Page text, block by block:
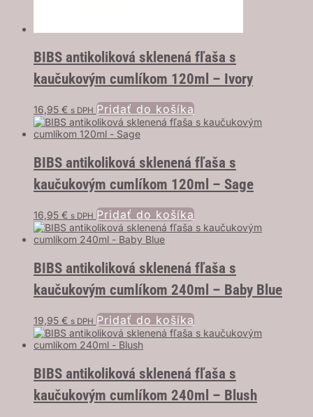
BIBS antikoliková sklenená fľaša s
kaučukovým cumlíkom 120ml – Ivory
16,95 € s DPH Pridať do košíka
BIBS antikoliková sklenená fľaša s
kaučukovým cumlíkom 120ml – Sage
16,95 € s DPH Pridať do košíka
BIBS antikoliková sklenená fľaša s
kaučukovým cumlíkom 240ml – Baby Blue
19,95 € s DPH Pridať do košíka
BIBS antikoliková sklenená fľaša s
kaučukovým cumlíkom 240ml – Blush